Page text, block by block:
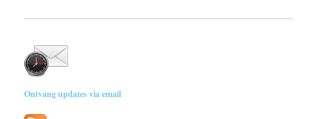
Ontvang updates via email